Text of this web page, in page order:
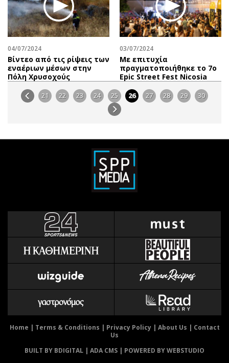
04/07/2024
Βίντεο από τις ρίψεις των
εναέριων μέσων στην
Πόλη Χρυσοχούς
03/07/2024
Με επιτυχία
πραγματοποιήθηκε το 7ο
Epic Street Fest Nicosia
21 22 23 24 25 26 27 28 29 30
Home | Terms & Conditions | Privacy Policy| About Us | Contact
Us
BUILT BY BDIGITAL | ADA CMS | POWERED BY WEBSTUDIO